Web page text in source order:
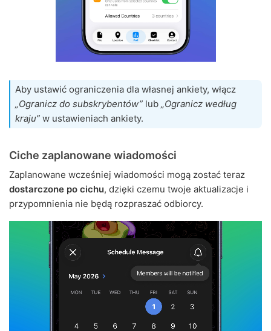
Aby ustawić ograniczenia dla własnej ankiety, włącz
„Ogranicz do subskrybentów” lub „Ogranicz według
kraju” w ustawieniach ankiety.
Ciche zaplanowane wiadomości
Zaplanowane wcześniej wiadomości mogą zostać teraz
dostarczone po cichu, dzięki czemu twoje aktualizacje i
przypomnienia nie będą rozpraszać odbiorcy.